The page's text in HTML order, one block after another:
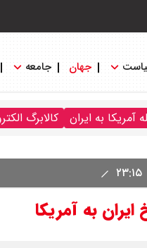
جهان جامعه
آمریکا به ایران کالابرگ
ایران به آمریکا